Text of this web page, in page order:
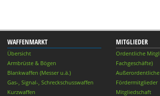
WAFFENMARKT
Übersicht
Armbrüste & Bögen
Blankwaffen (Messer u.ä.)
Gas-, Signal-, Schreckschusswaffen
Kurzwaffen
MITGLIEDER
Ordentliche
Fachgeschäfte)
Fördermitglieder
Mitgliedschaft